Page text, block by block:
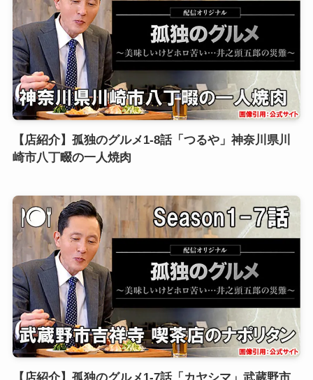
【店紹介】孤独のグルメ1-8話「つるや」神奈川県川
崎市八丁畷の一人焼肉